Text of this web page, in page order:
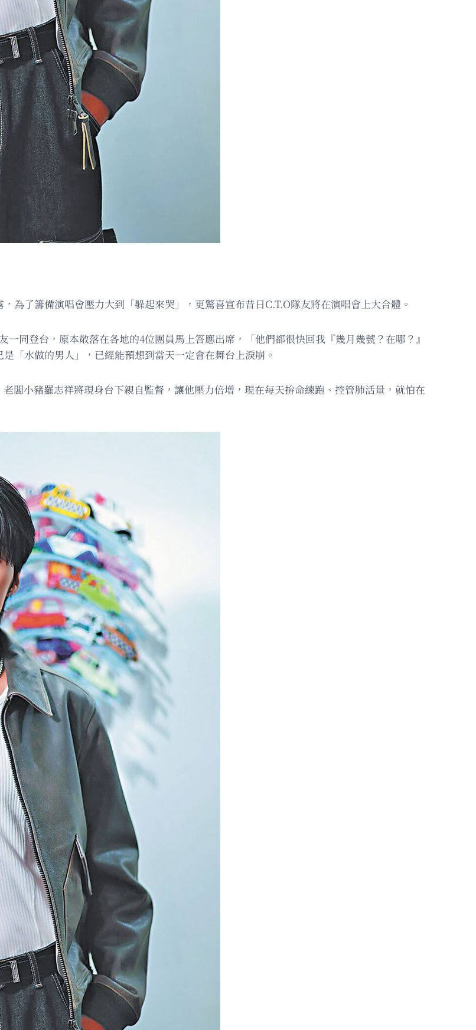
為了籌備演唱會壓力大到「躲起來哭」，更驚喜宣布昔日C.T.O隊友將在演唱會上大合體。
同登台，原本散落在各地的4位團員馬上答應出席，「他們都很快回我『幾月幾號？在哪？』
「水做的男人」，已經能預想到當天一定會在舞台上淚崩。
闆小豬羅志祥將現身台下親自監督，讓他壓力倍增，現在每天拚命練跑、控管肺活量，就怕在